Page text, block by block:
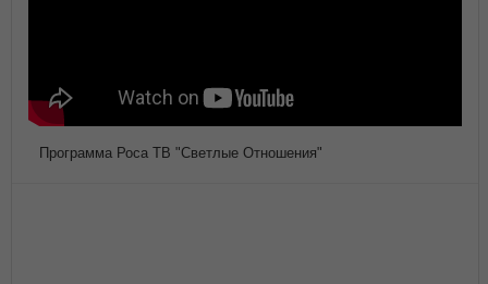
Программа Роса ТВ "Светлые Отношения"